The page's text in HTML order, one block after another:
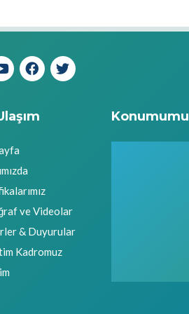
ve Videolar
& Duyurular
Kadromuz